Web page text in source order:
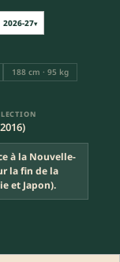
2026-27▾
188 cm · 95 kg
à la Nouvelle-
la fin de la
et Japon).